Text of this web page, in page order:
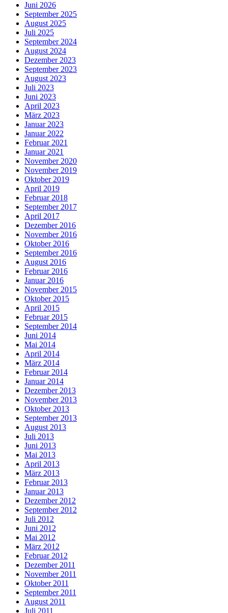
Juni 2026
September 2025
August 2025
Juli 2025
September 2024
August 2024
Dezember 2023
September 2023
August 2023
Juli 2023
Juni 2023
April 2023
März 2023
Januar 2023
Januar 2022
Februar 2021
Januar 2021
November 2020
November 2019
Oktober 2019
April 2019
Februar 2018
September 2017
April 2017
Dezember 2016
November 2016
Oktober 2016
September 2016
August 2016
Februar 2016
Januar 2016
November 2015
Oktober 2015
April 2015
Februar 2015
September 2014
Juni 2014
Mai 2014
April 2014
März 2014
Februar 2014
Januar 2014
Dezember 2013
November 2013
Oktober 2013
September 2013
August 2013
Juli 2013
Juni 2013
Mai 2013
April 2013
März 2013
Februar 2013
Januar 2013
Dezember 2012
September 2012
Juli 2012
Juni 2012
Mai 2012
März 2012
Februar 2012
Dezember 2011
November 2011
Oktober 2011
September 2011
August 2011
Juli 2011